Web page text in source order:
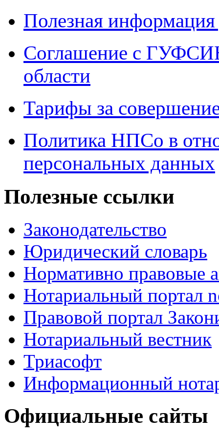
Полезная
Соглашение с
области
Тарифы за
Политика НПСо в
персональных данных
Полезные ссылки
Законодательство
Юридический словарь
Нормативно правовые
Нотариальный портал
Правовой портал
Нотариальный вестник
Триасофт
Информационный
Официальные сайты